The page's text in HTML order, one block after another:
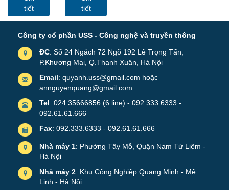
Điện ( Cable
tiết
4U400
tiết
Công ty cổ phần USS - Công nghệ và truyền thông
ĐC: Số 24 Ngách 72 Ngõ 192 Lê Trọng Tấn,
P.Khương Mai, Q.Thanh Xuân, Hà Nội
Email: quyanh.uss@gmail.com hoặc
annguyenquang@gmail.com
Tel: 024.35666856 (6 line) - 092.333.6333 -
092.61.61.666
Fax: 092.333.6333 - 092.61.61.666
Nhà máy 1: Phường Tây Mỗ, Quận Nam Từ Liêm -
Hà Nội
Nhà máy 2: Khu Công Nghiệp Quang Minh - Mê
Linh - Hà Nội